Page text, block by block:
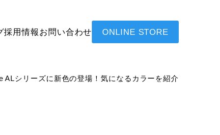
採用情報 お問い合わせ ONLINE STORE
シリーズに新色の登場！気になるカラーを紹介